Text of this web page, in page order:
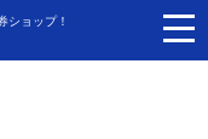
ショップ！